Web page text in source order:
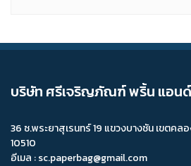
ผลิตกล่องมาการูนคุณภาพ
ผลิตกล่อ
จำหน่ายกล่องมาการูน
รับทำกล่องมา
กล่องมาการูนราคาถูก
ผลิตกล่องมา
กล่องเค้ก 2P
ถุงเค้ก
ถุงกระดาษต
บริษัท ศรีเจริญภัณฑ์ พริ้น แอน
36 ซ.พระยาสุเรนทร์ 19 แขวงบางชัน เขตคล
10510
อีเมล : sc.paperbag@gmail.com